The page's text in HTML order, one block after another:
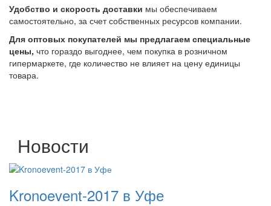
Удобство и скорость доставки мы обеспечиваем
самостоятельно, за счет собственных ресурсов компании.
Для оптовых покупателей мы предлагаем специальные
цены, что гораздо выгоднее, чем покупка в розничном
гипермаркете, где количество не влияет на цену единицы
товара.
Новости
Kronoevent-2017 в Уфе